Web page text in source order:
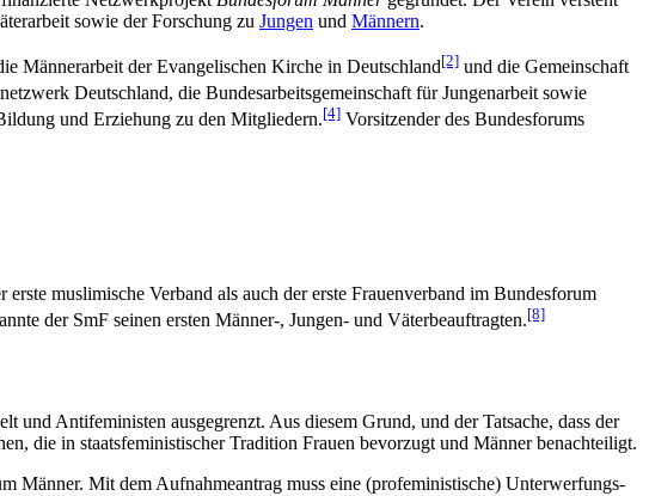
sowie der Forschung zu Jungen und Männern.
Männerarbeit der Evangelischen Kirche in Deutschland[2] und die Gemeinschaft
Deutschland, die Bundes­arbeits­gemein­schaft für Jungenarbeit sowie
und Erziehung zu den Mitgliedern.[4] Vorsitzender des Bundesforums
muslimische Verband als auch der erste Frauenverband im Bundesforum
der SmF seinen ersten Männer-, Jungen- und Väter­beauftragten.[8]
und Anti­feministen ausgegrenzt. Aus diesem Grund, und der Tatsache, dass der
die in staats­feministischer Tradition Frauen bevorzugt und Männer benachteiligt.
Männer. Mit dem Aufnahme­antrag muss eine (profeministische) Unter­werfungs­